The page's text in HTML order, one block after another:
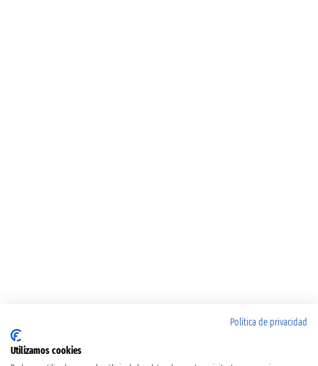
Política de privacidad
Utilizamos cookies